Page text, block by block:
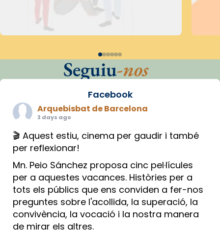
Seguiu-nos
Facebook
Arquebisbat de Barcelona
3 days ago
🎬 Aquest estiu, cinema per gaudir i també
per reflexionar!
Mn. Peio Sánchez proposa cinc pel·lícules
per a aquestes vacances. Històries per a
tots els públics que ens conviden a fer-nos
preguntes sobre l'acollida, la superació, la
convivència, la vocació i la nostra manera
de mirar els altres.